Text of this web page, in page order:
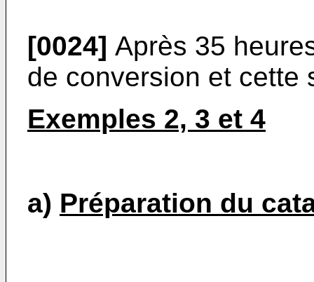
[0024] Après 35
de conversion et cette
Exemples 2, 3 et 4
a) Préparation du